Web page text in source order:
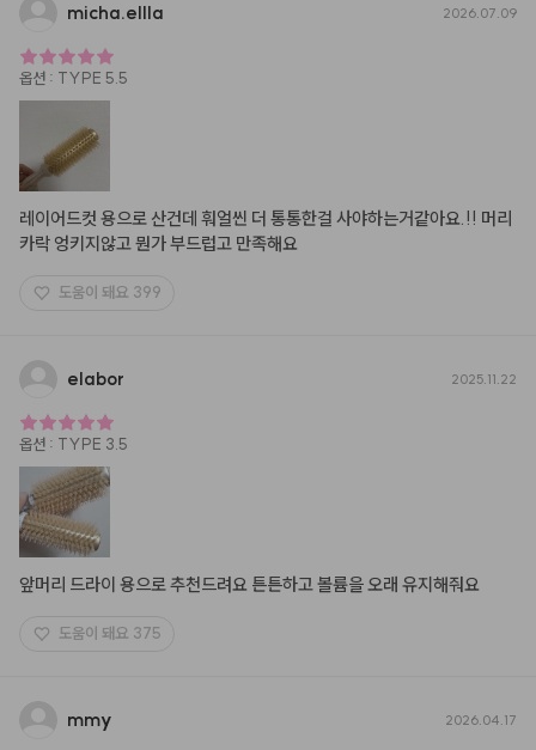
micha.ellla 2026.07.09
옵션 : TYPE 5.5
레이어드컷 용으로 산건데 훠얼씬 더 통통한걸 사야하는거같아요.!! 머리
카락 엉키지않고 뭔가 부드럽고 만족해요
도움이 돼요 399
elabor 2025.11.22
옵션 : TYPE 3.5
앞머리 드라이 용으로 추천드려요 튼튼하고 볼륨을 오래 유지해줘요
도움이 돼요 375
mmy 2026.04.17